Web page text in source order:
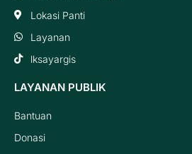
Lokasi Panti
Layanan
lksayargis
LAYANAN PUBLIK
Bantuan
Donasi